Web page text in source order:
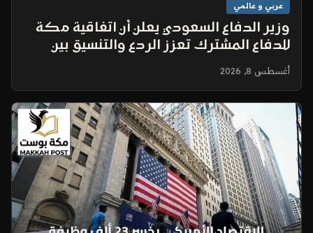
عربي و عالمي
وزير الدفاع السعودي يعلن أن اتفاقية مكة
للدفاع المشترك تعزز الردع والتنسيق بين
السعودية وتركيا وباكستان
أغسطس 8, 2026